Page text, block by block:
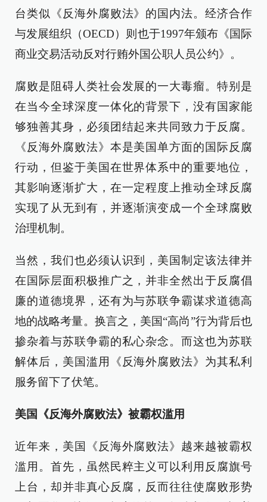
台类似《反海外腐败法》的国内法。经济合作
与发展组织（OECD）则也于1997年颁布《国际
商业交易活动反对行贿外国公职人员公约》。
腐败是阻碍人类社会发展的一大毒瘤。特别是
在当今全球深度一体化的背景下，没有国家能
够独善其身，必须团结起来共同致力于反腐。
《反海外腐败法》本是美国单方面的国际反腐
行动，但鉴于美国在世界体系中的重要地位，
其影响逐渐扩大，在一定程度上推动全球反腐
实现了从无到有，并逐渐演变成一个全球腐败
治理机制。
当然，我们也必须认识到，美国制定该法律并
在国际层面积极推广之，并非全然出于反腐倡
廉的道德境界，还有为与苏联争霸谋求道德高
地的战略考量。换言之，美国“高尚”行为背后也
掺杂着与苏联争霸的私心杂念。而这也为苏联
解体后，美国滥用《反海外腐败法》为其私利
服务留下了伏笔。
美国《反海外腐败法》被霸权滥用
近年来，美国《反海外腐败法》越来越被霸权
滥用。首先，虽然民粹主义可以利用反腐旗号
上台，却并非真心反腐，反而往往使腐败形势